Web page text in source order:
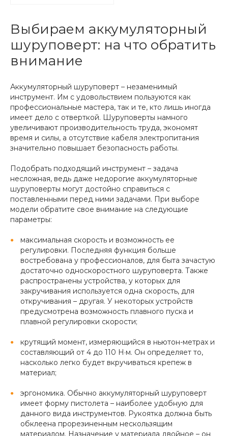
Выбираем аккумуляторный
шуруповерт: на что обратить
внимание
Аккумуляторный шуруповерт – незаменимый
инструмент. Им с удовольствием пользуются как
профессиональные мастера, так и те, кто лишь иногда
имеет дело с отверткой. Шуруповерты намного
увеличивают производительность труда, экономят
время и силы, а отсутствие кабеля электропитания
значительно повышает безопасность работы.
Подобрать подходящий инструмент – задача
несложная, ведь даже недорогие аккумуляторные
шуруповерты могут достойно справиться с
поставленными перед ними задачами. При выборе
модели обратите свое внимание на следующие
параметры:
максимальная скорость и возможность ее
регулировки. Последняя функция больше
востребована у профессионалов, для быта зачастую
достаточно односкоростного шуруповерта. Также
распространены устройства, у которых для
закручивания используется одна скорость, для
откручивания – другая. У некоторых устройств
предусмотрена возможность плавного пуска и
плавной регулировки скорости;
крутящий момент, измеряющийся в ньютон-метрах и
составляющий от 4 до 110 Н·м. Он определяет то,
насколько легко будет вкручиваться крепеж в
материал;
эргономика. Обычно аккумуляторный шуруповерт
имеет форму пистолета – наиболее удобную для
данного вида инструментов. Рукоятка должна быть
обклеена прорезиненным нескользящим
материалом. Назначение у материала двойное – он